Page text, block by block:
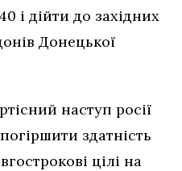
і дійти до західних
Донецької
наступ росії
здатність
цілі на